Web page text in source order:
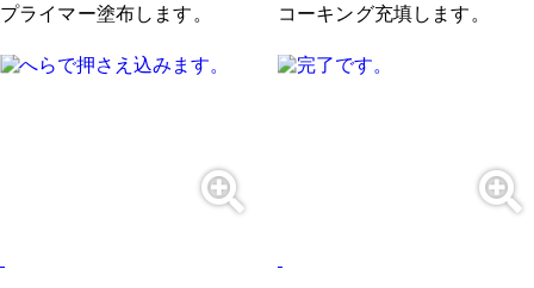
プライマー塗布します。 コーキング充填します。